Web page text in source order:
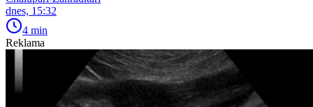
dnes, 15:32
4 min
Reklama